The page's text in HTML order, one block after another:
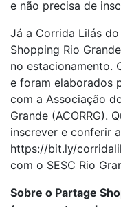
e não precisa de
Já a Corrida Lilás
Shopping Rio
no estacionamento.
e foram elaborados
com a Associação
Grande (ACORRG).
inscrever e conferir
https://bit.ly/
com o SESC Rio
Sobre o Partage